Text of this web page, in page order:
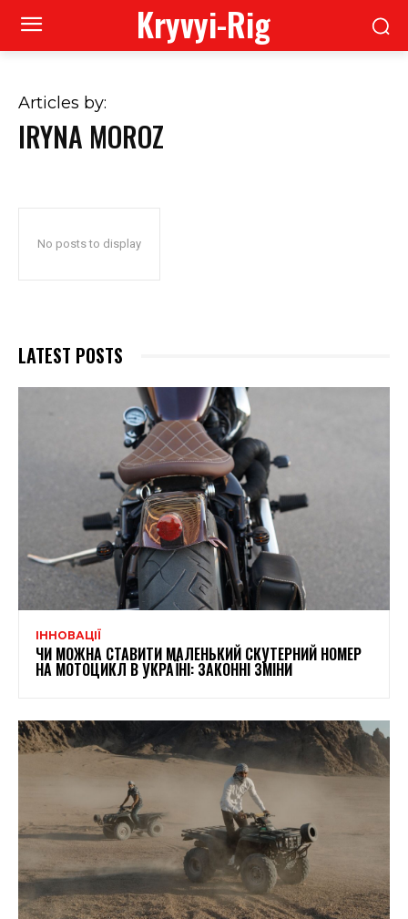
Kryvyi-Rig
Articles by:
IRYNA MOROZ
No posts to display
LATEST POSTS
ІННОВАЦІЇ
ЧИ МОЖНА СТАВИТИ МАЛЕНЬКИЙ СКУТЕРНИЙ НОМЕР
НА МОТОЦИКЛ В УКРАЇНІ: ЗАКОННІ ЗМІНИ